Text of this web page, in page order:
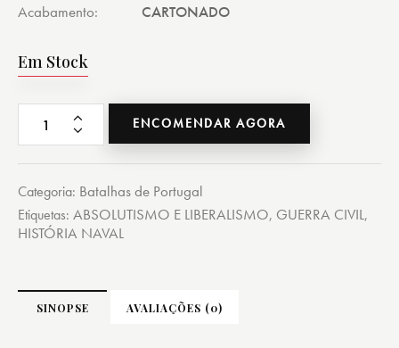
Acabamento
CARTONADO
Em Stock
ENCOMENDAR AGORA
Categoria: Batalhas de Portugal
Etiquetas: ABSOLUTISMO E LIBERALISMO, GUERRA CIVIL,
HISTÓRIA NAVAL
SINOPSE AVALIAÇÕES (0)